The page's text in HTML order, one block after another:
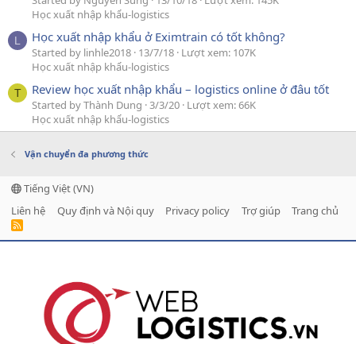
Học xuất nhập khẩu-logistics
L Học xuất nhập khẩu ở Eximtrain có tốt không?
Started by linhle2018 13/7/18 Lượt xem: 107K
Học xuất nhập khẩu-logistics
T Review học xuất nhập khẩu – logistics online ở đâu tốt
Started by Thành Dung 3/3/20 Lượt xem: 66K
Học xuất nhập khẩu-logistics
Vận chuyển đa phương thức
Tiếng Việt (VN)
Liên hệ
Quy định và Nội quy Privacy policy Trợ giúp Trang chủ
R